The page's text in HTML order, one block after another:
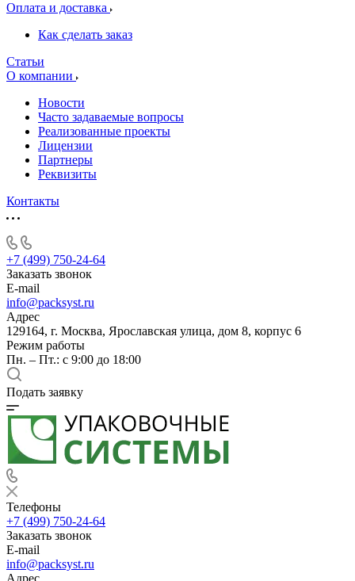
Оплата и доставка
Как сделать заказ
Статьи
О компании
Новости
Часто задаваемые вопросы
Реализованные проекты
Лицензии
Партнеры
Реквизиты
Контакты
+7 (499) 750-24-64
Заказать звонок
E-mail
info@packsyst.ru
Адрес
129164, г. Москва, Ярославская улица, дом 8, корпус 6
Режим работы
Пн. – Пт.: с 9:00 до 18:00
Подать заявку
Телефоны
+7 (499) 750-24-64
Заказать звонок
E-mail
info@packsyst.ru
Адрес